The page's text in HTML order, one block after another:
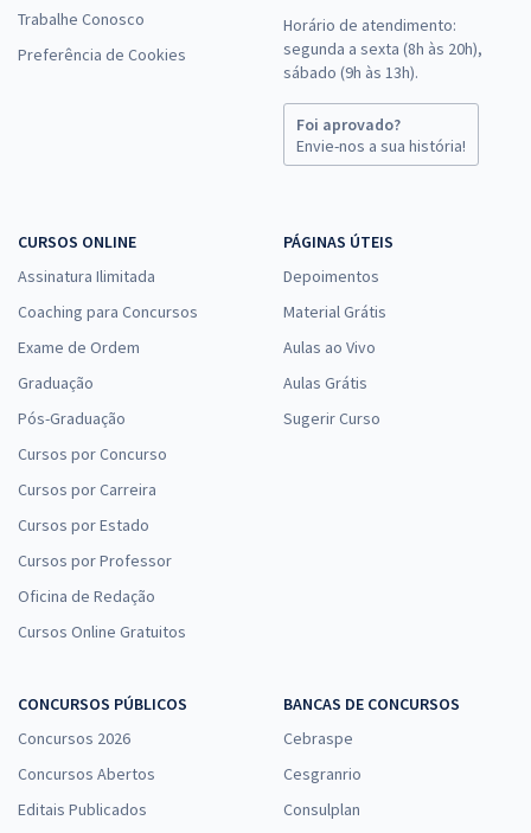
Trabalhe Conosco
Preferência de Cookies
Horário de atendimento:
segunda a sexta (8h às 20h),
sábado (9h às 13h).
Foi aprovado?
Envie-nos a sua história!
CURSOS ONLINE
Assinatura Ilimitada
Coaching para Concursos
Exame de Ordem
Graduação
Pós-Graduação
Cursos por Concurso
Cursos por Carreira
Cursos por Estado
Cursos por Professor
Oficina de Redação
Cursos Online Gratuitos
PÁGINAS ÚTEIS
Depoimentos
Material Grátis
Aulas ao Vivo
Aulas Grátis
Sugerir Curso
CONCURSOS PÚBLICOS
Concursos 2026
Concursos Abertos
Editais Publicados
BANCAS DE CONCURSOS
Cebraspe
Cesgranrio
Consulplan